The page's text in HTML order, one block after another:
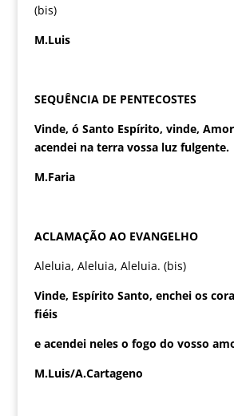
(bis)
M.Luis
SEQUÊNCIA DE PENTECOSTES
Vinde, ó Santo Espírito, vinde,
acendei na terra vossa luz fulgente.
M.Faria
ACLAMAÇÃO AO EVANGELHO
Aleluia, Aleluia, Aleluia. (bis)
Vinde, Espírito Santo, enchei os
fiéis
e acendei neles o fogo do vosso
M.Luis/A.Cartageno